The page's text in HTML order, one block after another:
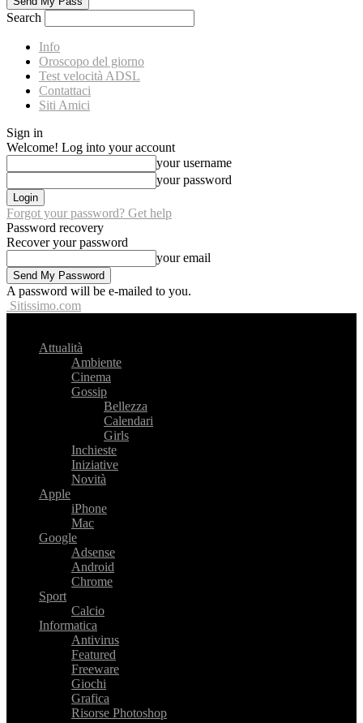
Search
Info
Oroscopo del giorno
Test velocità ADSL
Contattaci
Siti Amici
Sign in
Welcome! Log into your account
your username
your password
Forgot your password? Get help
Password recovery
Recover your password
your email
A password will be e-mailed to you.
Sitissimo.com
Attualità
Ambiente
Cinema
Gossip
Bellezza
Calendari
Girls
Inchieste
Iniziative
Novità
Apple
iPhone
Mac
Google
Adsense
Android
Chrome
Sport
Calcio
Informatica
Antivirus
Featured
Freeware
Giochi
Grafica
Risorse Photoshop